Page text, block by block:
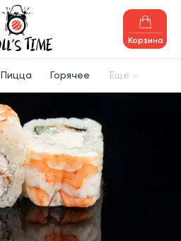
Корзина
Пицца Горячее Ещё